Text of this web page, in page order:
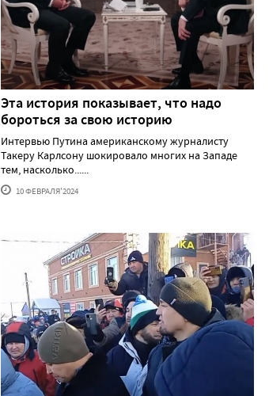
Эта история показывает, что надо
бороться за свою историю
Интервью Путина американскому журналисту
Такеру Карлсону шокировало многих на Западе
тем, насколько......
10 ФЕВРАЛЯ'2024